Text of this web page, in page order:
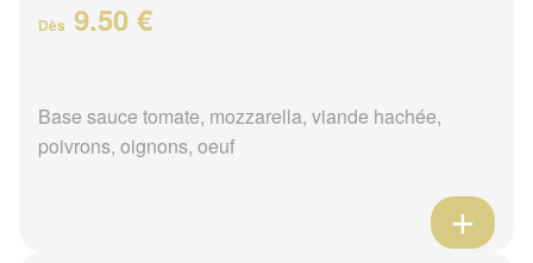
Dès 9.50 €
Base sauce tomate, mozzarella, viande hachée,
poivrons, oignons, oeuf